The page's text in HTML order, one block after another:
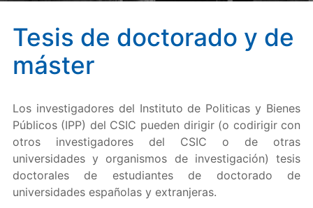
Tesis de doctorado y de
máster
Los investigadores del Instituto de Politicas y Bienes
Públicos (IPP) del CSIC pueden dirigir (o codirigir con
otros investigadores del CSIC o de otras
universidades y organismos de investigación) tesis
doctorales de estudiantes de doctorado de
universidades españolas y extranjeras.